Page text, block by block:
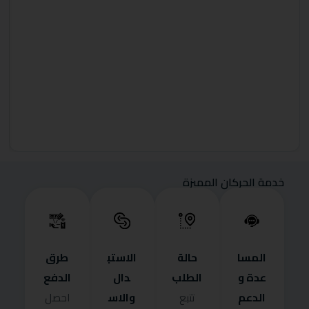
خدمة الحركان المميزة
المسا
عدة و
الدعم
حالة
الطلب
تتبع
الاستب
دال
والاس
طرق
الدفع
احصل